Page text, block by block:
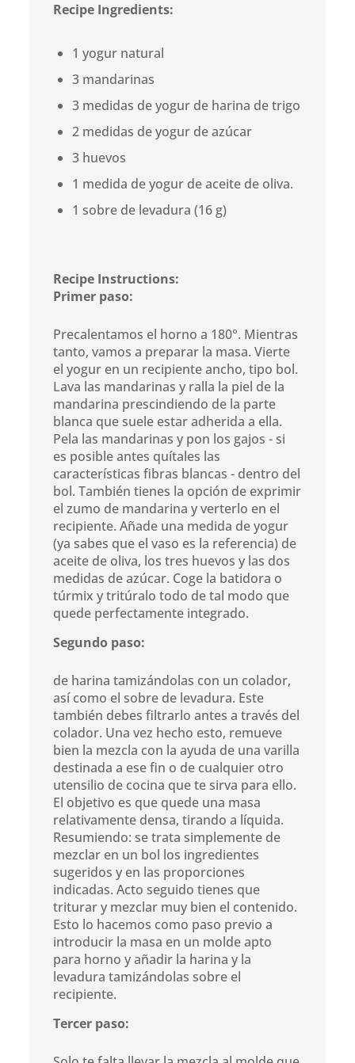
Recipe Ingredients:
1 yogur natural
3 mandarinas
3 medidas de yogur de harina de trigo
2 medidas de yogur de azúcar
3 huevos
1 medida de yogur de aceite de oliva.
1 sobre de levadura (16 g)
Recipe Instructions:
Primer paso:
Precalentamos el horno a 180°. Mientras
tanto, vamos a preparar la masa. Vierte
el yogur en un recipiente ancho, tipo bol.
Lava las mandarinas y ralla la piel de la
mandarina prescindiendo de la parte
blanca que suele estar adherida a ella.
Pela las mandarinas y pon los gajos - si
es posible antes quítales las
características fibras blancas - dentro del
bol. También tienes la opción de exprimir
el zumo de mandarina y verterlo en el
recipiente. Añade una medida de yogur
(ya sabes que el vaso es la referencia) de
aceite de oliva, los tres huevos y las dos
medidas de azúcar. Coge la batidora o
túrmix y tritúralo todo de tal modo que
quede perfectamente integrado.
Segundo paso:
de harina tamizándolas con un colador,
así como el sobre de levadura. Este
también debes filtrarlo antes a través del
colador. Una vez hecho esto, remueve
bien la mezcla con la ayuda de una varilla
destinada a ese fin o de cualquier otro
utensilio de cocina que te sirva para ello.
El objetivo es que quede una masa
relativamente densa, tirando a líquida.
Resumiendo: se trata simplemente de
mezclar en un bol los ingredientes
sugeridos y en las proporciones
indicadas. Acto seguido tienes que
triturar y mezclar muy bien el contenido.
Esto lo hacemos como paso previo a
introducir la masa en un molde apto
para horno y añadir la harina y la
levadura tamizándolas sobre el
recipiente.
Tercer paso: